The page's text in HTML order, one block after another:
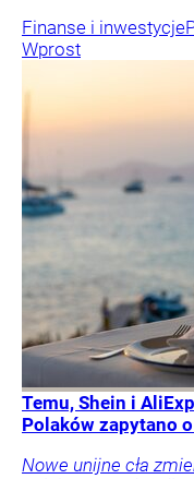
Finanse i inwestycje
Wprost
Temu, Shein i
Polaków zapytano
Nowe unijne cła